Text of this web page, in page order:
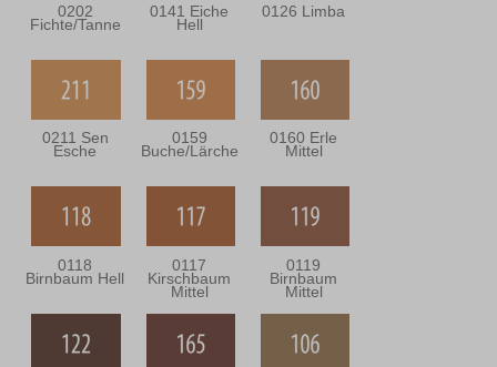
0202
Fichte/Tanne
0141 Eiche
Hell
0126 Limba
0211 Sen
Esche
0159
Buche/Lärche
0160 Erle
Mittel
0118
Birnbaum Hell
0117
Kirschbaum
Mittel
0119
Birnbaum
Mittel